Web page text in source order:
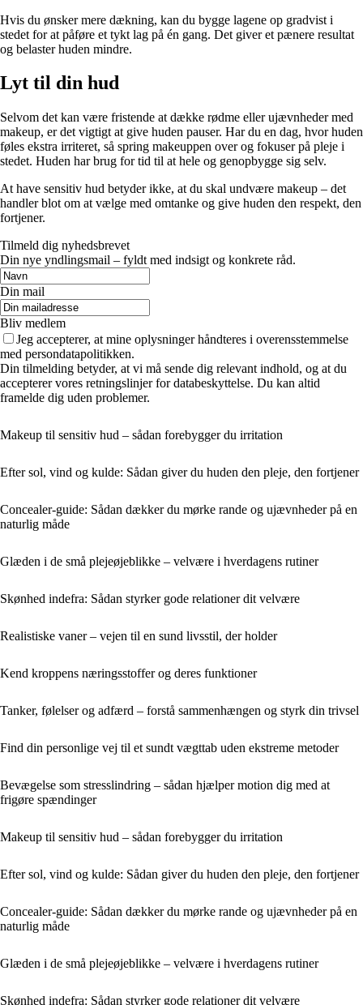
Hvis du ønsker mere dækning, kan du bygge lagene op gradvist i
stedet for at påføre et tykt lag på én gang. Det giver et pænere resultat
og belaster huden mindre.
Lyt til din hud
Selvom det kan være fristende at dække rødme eller ujævnheder med
makeup, er det vigtigt at give huden pauser. Har du en dag, hvor huden
føles ekstra irriteret, så spring makeuppen over og fokuser på pleje i
stedet. Huden har brug for tid til at hele og genopbygge sig selv.
At have sensitiv hud betyder ikke, at du skal undvære makeup – det
handler blot om at vælge med omtanke og give huden den respekt, den
fortjener.
Tilmeld dig nyhedsbrevet
Din nye yndlingsmail – fyldt med indsigt og konkrete råd.
Din mail
Bliv medlem
Jeg accepterer, at mine oplysninger håndteres i overensstemmelse
med persondatapolitikken.
Din tilmelding betyder, at vi må sende dig relevant indhold, og at du
accepterer vores retningslinjer for databeskyttelse. Du kan altid
framelde dig uden problemer.
Makeup til sensitiv hud – sådan forebygger du irritation
Efter sol, vind og kulde: Sådan giver du huden den pleje, den fortjener
Concealer-guide: Sådan dækker du mørke rande og ujævnheder på en
naturlig måde
Glæden i de små plejeøjeblikke – velvære i hverdagens rutiner
Skønhed indefra: Sådan styrker gode relationer dit velvære
Realistiske vaner – vejen til en sund livsstil, der holder
Kend kroppens næringsstoffer og deres funktioner
Tanker, følelser og adfærd – forstå sammenhængen og styrk din trivsel
Find din personlige vej til et sundt vægttab uden ekstreme metoder
Bevægelse som stresslindring – sådan hjælper motion dig med at
frigøre spændinger
Makeup til sensitiv hud – sådan forebygger du irritation
Efter sol, vind og kulde: Sådan giver du huden den pleje, den fortjener
Concealer-guide: Sådan dækker du mørke rande og ujævnheder på en
naturlig måde
Glæden i de små plejeøjeblikke – velvære i hverdagens rutiner
Skønhed indefra: Sådan styrker gode relationer dit velvære